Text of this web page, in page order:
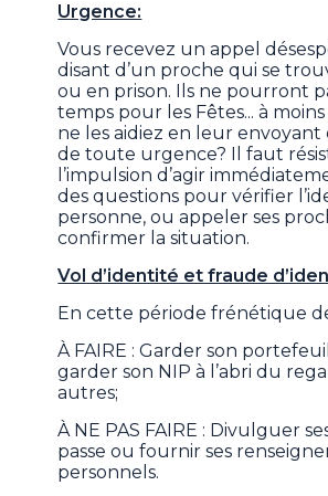
Urgence:
Vous recevez un appel
disant d’un proche qui se
ou en prison. Ils ne pourront
temps pour les Fêtes... à
ne les aidiez en leur envoyant
de toute urgence? Il faut
l’impulsion d’agir
des questions pour vérifier
personne, ou appeler ses
confirmer la situation.
Vol d’identité et fraude
En cette période frénétique
À FAIRE : Garder son
garder son NIP à l’abri du
autres;
À NE PAS FAIRE : Divulguer
passe ou fournir ses
personnels.